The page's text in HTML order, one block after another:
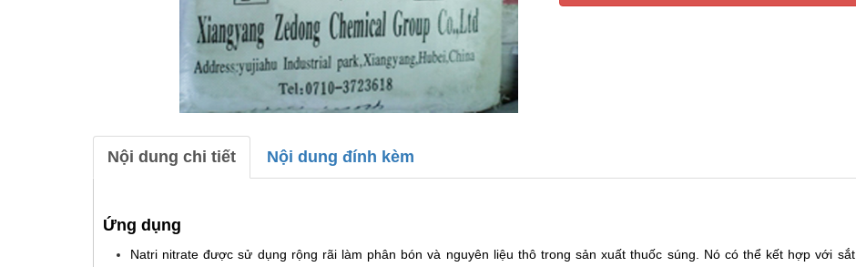
Nội dung chi tiết Nội dung đính kèm
Ứng dụng
Natri nitrate được sử dụng rộng rãi làm phân bón và nguyên liệu thô trong sản xuất thuốc súng. Nó có thể kết hợp với sắt